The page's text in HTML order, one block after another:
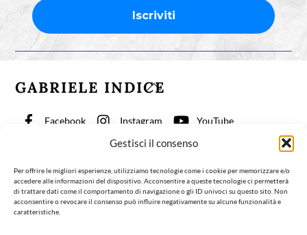
Gestisci il consenso
Per offrire le migliori esperienze, utilizziamo tecnologie come i cookie per memorizzare e/o
accedere alle informazioni del dispositivo. Acconsentire a queste tecnologie ci permetterà
di trattare dati come il comportamento di navigazione o gli ID univoci su questo sito. Non
acconsentire o revocare il consenso può influire negativamente su alcune funzionalità e
caratteristiche.
Back
Top
GABRIELE INDICE
Facebook Instagram YouTube
Fisioterapia per la Coscienza Articoli
Biografia
Contatti